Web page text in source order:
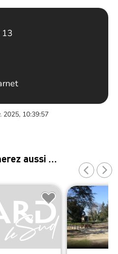
2025, 10:39:57
aussi …